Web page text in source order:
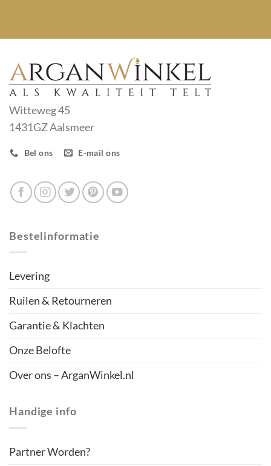
Witteweg 45
1431GZ Aalsmeer
Bel ons E-mail ons
Bestelinformatie
Levering
Ruilen & Retourneren
Garantie & Klachten
Onze Belofte
Over ons – ArganWinkel.nl
Handige info
Partner Worden?